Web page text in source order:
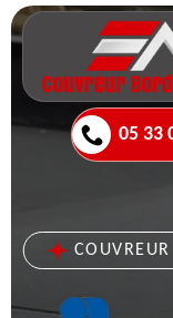
05 33